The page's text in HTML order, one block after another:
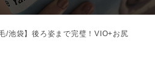
毛/池袋】後ろ姿まで完璧！VIO+お尻